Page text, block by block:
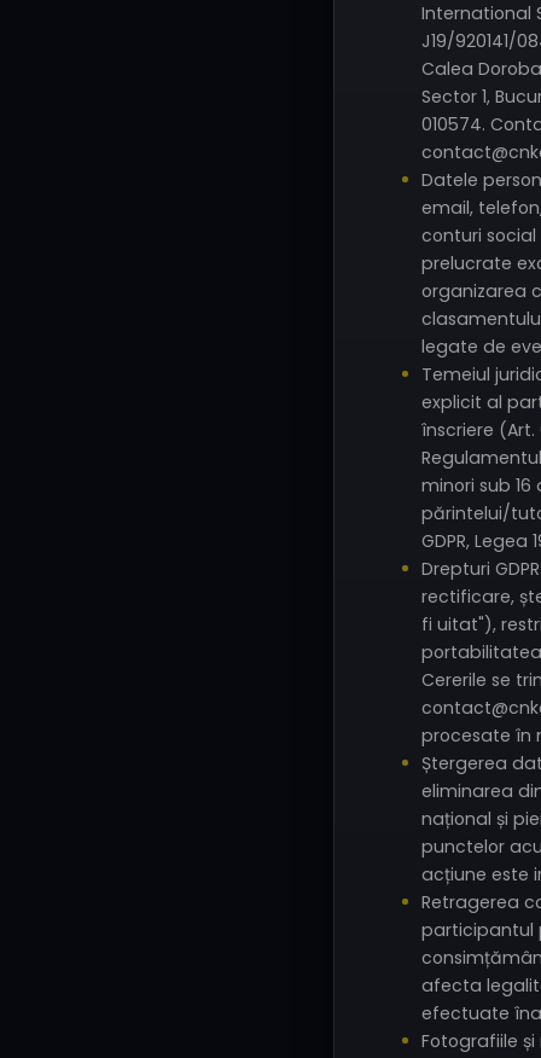
International
J19/920141/
Calea
Sector 1,
010574.
Datele
email,
conturi
prelucrate
organizarea
legate de
Temeiul
explicit al
înscriere (Art.
minori sub
părintelui/
GDPR, Legea
Drepturi
rectificare,
fi uitat"),
Cererile se
procesate în
Ștergerea
eliminarea
național și
punctelor
acțiune este
Retragerea
participantul
afecta
efectuate
Fotografiile